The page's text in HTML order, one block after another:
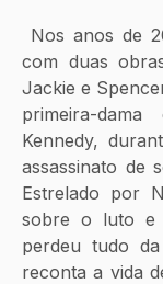
com duas
Jackie e
primeira-
Kennedy,
assassinato de
Estrelado por
sobre o luto e
perdeu tudo
reconta a vida